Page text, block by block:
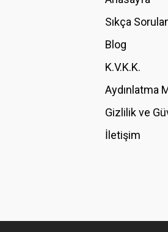
Ürün fiyatı diğer sitelerden daha
Bu ürüne benzer farklı alternatifler
Sıkça
Blog
K.V.K.K.
Aydınlatma
Gizlilik ve
İletişim